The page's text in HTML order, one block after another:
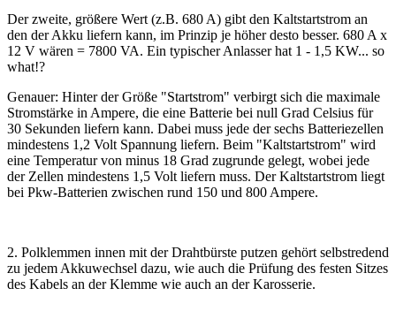
Der zweite, größere Wert (z.B. 680 A) gibt den Kaltstartstrom an
den der Akku liefern kann, im Prinzip je höher desto besser. 680 A x
12 V wären = 7800 VA. Ein typischer Anlasser hat 1 - 1,5 KW... so
what!?
Genauer: Hinter der Größe "Startstrom" verbirgt sich die maximale
Stromstärke in Ampere, die eine Batterie bei null Grad Celsius für
30 Sekunden liefern kann. Dabei muss jede der sechs Batteriezellen
mindestens 1,2 Volt Spannung liefern. Beim "Kaltstartstrom" wird
eine Temperatur von minus 18 Grad zugrunde gelegt, wobei jede
der Zellen mindestens 1,5 Volt liefern muss. Der Kaltstartstrom liegt
bei Pkw-Batterien zwischen rund 150 und 800 Ampere.
2. Polklemmen innen mit der Drahtbürste putzen gehört selbstredend
zu jedem Akkuwechsel dazu, wie auch die Prüfung des festen Sitzes
des Kabels an der Klemme wie auch an der Karosserie.